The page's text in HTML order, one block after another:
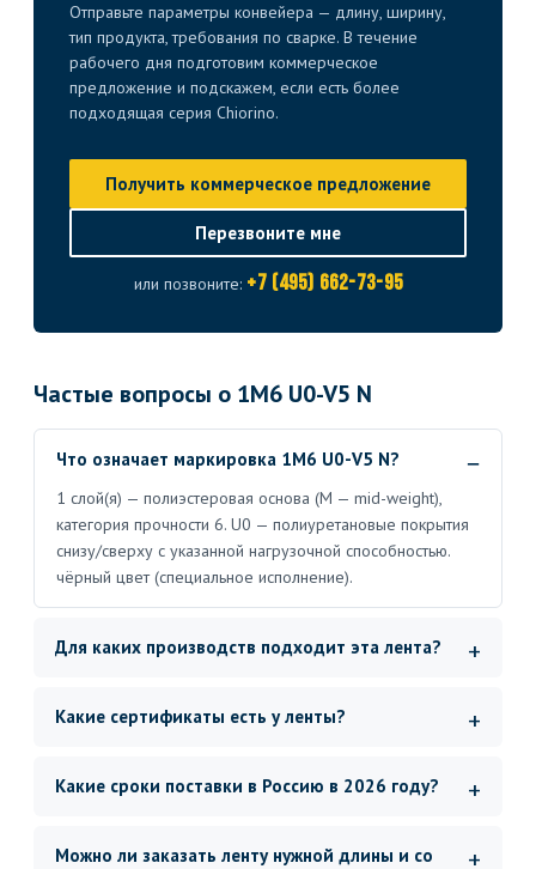
Отправьте параметры конвейера — длину, ширину,
тип продукта, требования по сварке. В течение
рабочего дня подготовим коммерческое
предложение и подскажем, если есть более
подходящая серия Chiorino.
Получить коммерческое предложение
Перезвоните мне
или позвоните: +7 (495) 662-73-95
Частые вопросы о 1M6 U0-V5 N
Что означает маркировка 1M6 U0-V5 N?
1 слой(я) — полиэстеровая основа (M — mid-weight),
категория прочности 6. U0 — полиуретановые покрытия
снизу/сверху с указанной нагрузочной способностью.
чёрный цвет (специальное исполнение).
Для каких производств подходит эта лента?
Какие сертификаты есть у ленты?
Какие сроки поставки в Россию в 2026 году?
Можно ли заказать ленту нужной длины и со